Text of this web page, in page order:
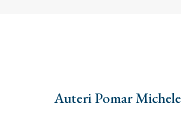
Auteri Pomar Michele